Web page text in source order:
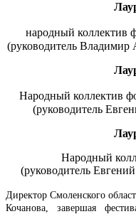
народный коллектив
(руководитель
Народный коллектив
(руководитель
Народный
(руководитель
Директор Смоленского
Кочанова, завершая